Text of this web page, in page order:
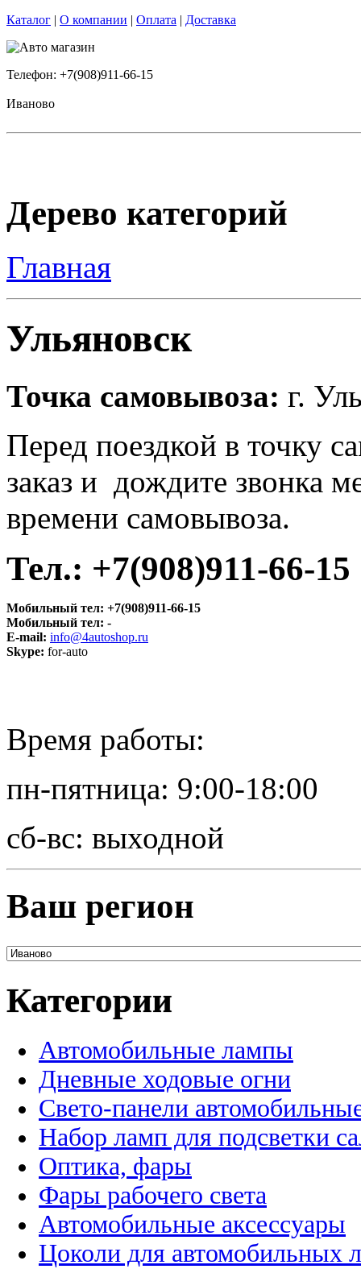
Каталог | О компании | Оплата | Доставка
Телефон: +7(908)911-66-15
Иваново
Дерево категорий
Главная
Ульяновск
Точка самовывоза: г.
Перед поездкой в точку
заказ и дождите звонка
времени самовывоза.
Тел.: +7(908)911-66-15
Мобильный тел: +7(908)911-66-15
Мобильный тел: -
E-mail: info@4autoshop.ru
Skype: for-auto
Время работы:
пн-пятница: 9:00-18:00
сб-вс: выходной
Ваш регион
Категории
Автомобильные лампы
Дневные ходовые огни
Свето-панели
Набор ламп для подсветки
Оптика, фары
Фары рабочего света
Автомобильные аксессуары
Цоколи для автомобильных